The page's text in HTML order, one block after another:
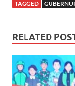
TAGGED
RELATED